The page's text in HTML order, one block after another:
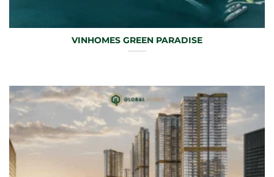
VINHOMES GREEN PARADISE